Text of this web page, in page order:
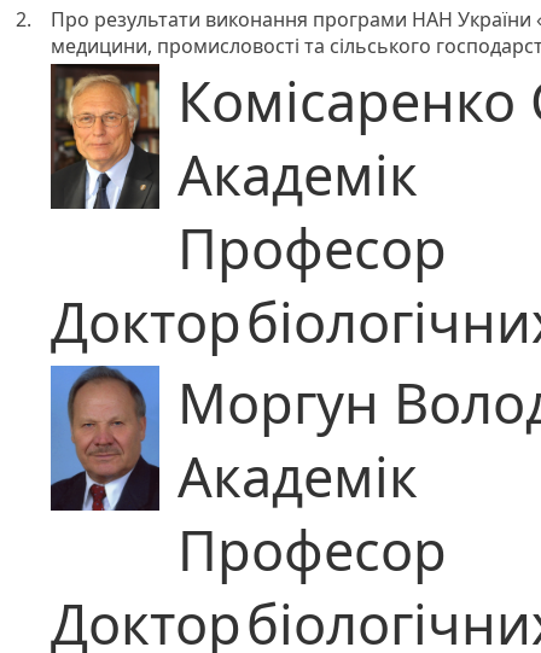
2.
Про результати виконання програми НАН України
медицини, промисловості та сільського
Комісаренко
Академік
Професор
Доктор
Моргун
Академік
Професор
Доктор